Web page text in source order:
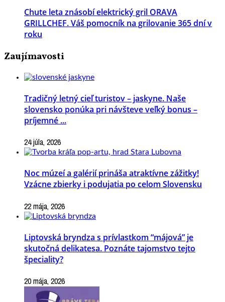
Chute leta znásobí elektrický gril ORAVA
GRILLCHEF. Váš pomocník na grilovanie 365 dní v
roku
Zaujímavosti
Tradičný letný cieľ turistov – jaskyne. Naše
slovensko ponúka pri návšteve veľký bonus –
príjemné ...
24 júla, 2026
Noc múzeí a galérií prináša atraktívne zážitky!
Vzácne zbierky i podujatia po celom Slovensku
22 mája, 2026
Liptovská bryndza s prívlastkom “májová” je
skutočná delikatesa. Poznáte tajomstvo tejto
špeciality?
20 mája, 2026